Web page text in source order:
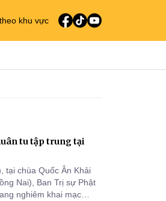
khu vực
tu tập trung tại
tại chùa Quốc Ân Khải
Nai), Ban Trị sự Phật
nghiêm khai mạc